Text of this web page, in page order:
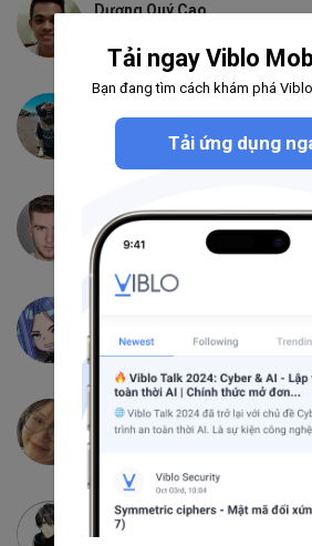
Dương Quý Cao
0
Trịnh Công Hoan
0
0 0
Huỳnh Trần Ngọc Trâm
Duy Thoảng
Tải ngay Viblo
Bạn đang tìm cách khám phá
Tải ứng dụng